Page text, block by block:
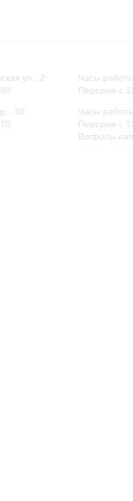
ул., 2
30
Часы
Перерыв с
Часы
Перерыв с
Вопросы